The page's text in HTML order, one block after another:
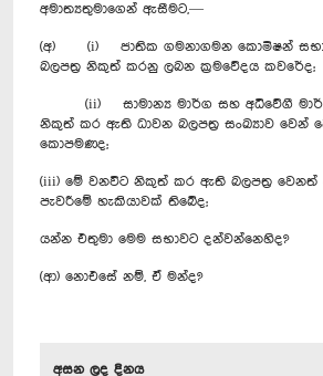
අමාත්‍යතුමාගෙන් ඇසීමට,—
(අ) (i) ජාතික ගමනාගමන කොමිෂන්
බලපත්‍ර නිකුත් කරනු ලබන ක්‍රමවේදය කවරේද;
(ii) සාමාන්‍ය මාර්ග සහ අධිවේගී
නිකුත් කර ඇති ධාවන බලපත්‍ර සංඛ්‍යාව වෙන්
කොපමණද;
(iii) මේ වනවිට නිකුත් කර ඇති බලපත්‍ර වෙනත්
පැවරීමේ හැකියාවක් තිබේද;
යන්න එතුමා මෙම සභාවට දන්වන්නෙහිද?
(ආ) නොඑසේ නම්, ඒ මන්ද?
අසන ලද දිනය